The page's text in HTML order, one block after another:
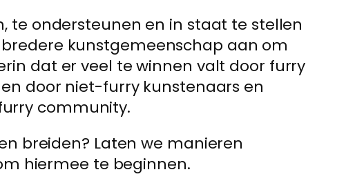
te ondersteunen en in staat te stellen
kunstgemeenschap aan om
dat er veel te winnen valt door furry
door niet-furry kunstenaars en
community.
breiden? Laten we manieren
hiermee te beginnen.